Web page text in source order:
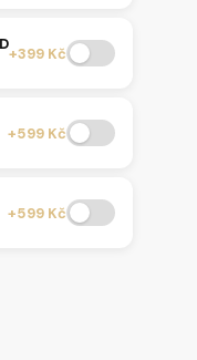
+399 Kč
+599 Kč
+599 Kč